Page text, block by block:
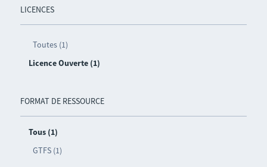
LICENCES
Toutes (1)
Licence Ouverte (1)
FORMAT DE RESSOURCE
Tous (1)
GTFS (1)